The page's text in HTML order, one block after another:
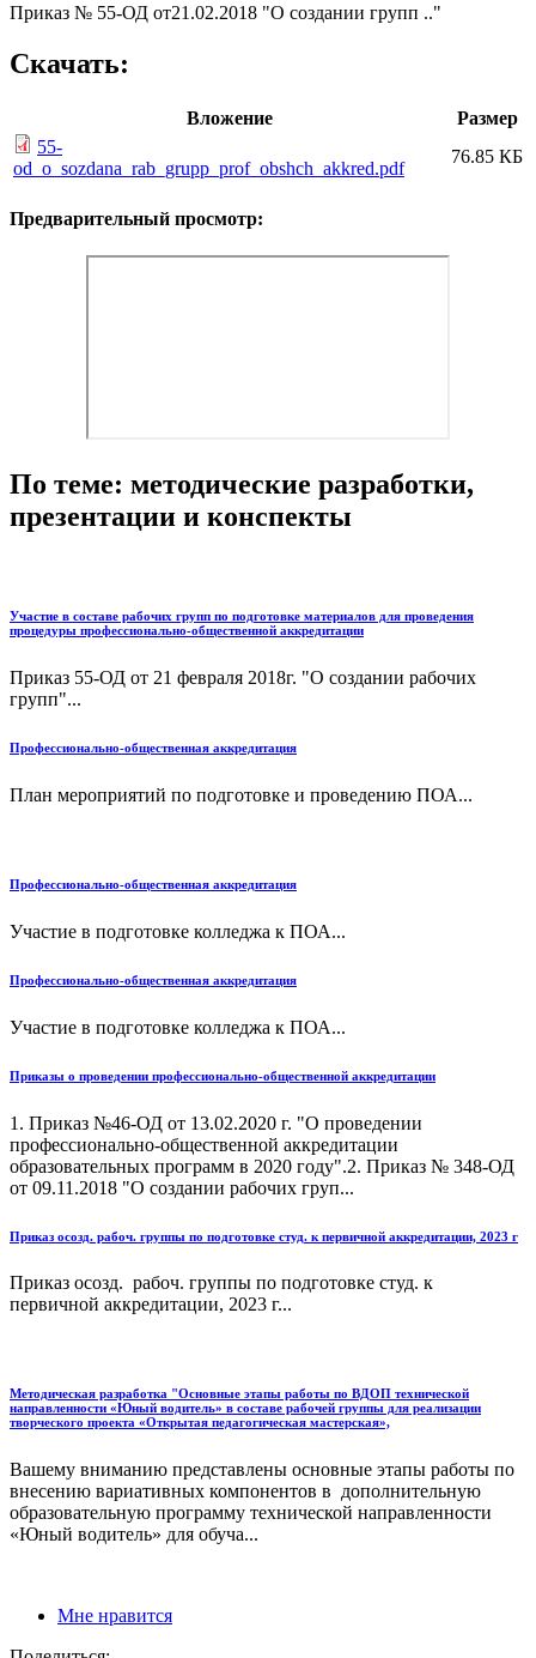
Приказ № 55-ОД от21.02.2018 "О создании групп .."
Скачать:
Вложение
Размер
55-
od_o_sozdana_rab_grupp_prof_obshch_akkred.pdf
76.85 КБ
Предварительный просмотр:
По теме: методические разработки,
презентации и конспекты
Участие в составе рабочих групп по подготовке материалов для проведения
процедуры профессионально-общественной аккредитации
Приказ 55-ОД от 21 февраля 2018г. "О создании рабочих
групп"...
Профессионально-общественная аккредитация
План мероприятий по подготовке и проведению ПОА...
Профессионально-общественная аккредитация
Участие в подготовке колледжа к ПОА...
Профессионально-общественная аккредитация
Участие в подготовке колледжа к ПОА...
Приказы о проведении профессионально-общественной аккредитации
1. Приказ №46-ОД от 13.02.2020 г. "О проведении
профессионально-общественной аккредитации
образовательных программ в 2020 году".2. Приказ № 348-ОД
от 09.11.2018 "О создании рабочих груп...
Приказ осозд. рабоч. группы по подготовке студ. к первичной аккредитации, 2023 г
Приказ осозд. рабоч. группы по подготовке студ. к
первичной аккредитации, 2023 г...
Методическая разработка "Основные этапы работы по ВДОП технической
направленности «Юный водитель» в составе рабочей группы для реализации
творческого проекта «Открытая педагогическая мастерская»,
Вашему вниманию представлены основные этапы работы по
внесению вариативных компонентов в дополнительную
образовательную программу технической направленности
«Юный водитель» для обуча...
Мне нравится